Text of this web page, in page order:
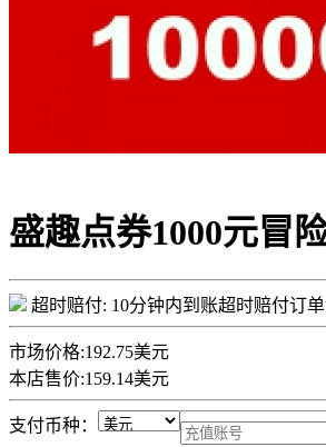
盛趣点券1000元冒
超时赔付: 10分钟内到账超时赔付订
市场价格:192.75美元
本店售价:159.14美元
支付币种：